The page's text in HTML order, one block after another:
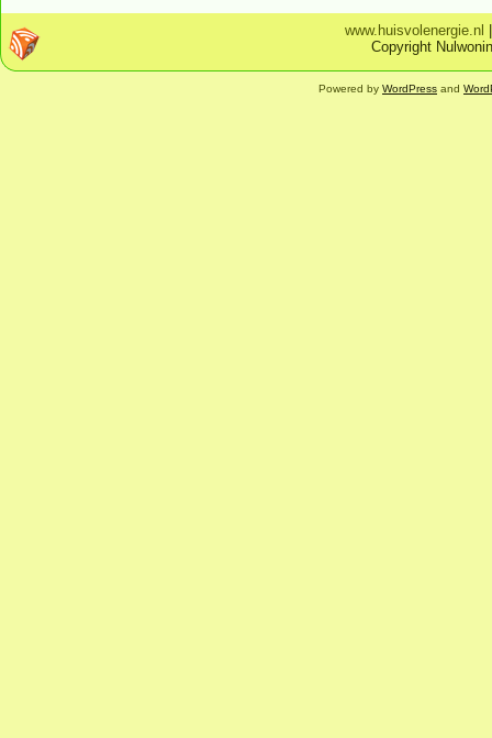
www.huisvolenergie.nl
Copyright
Powered by WordPress and